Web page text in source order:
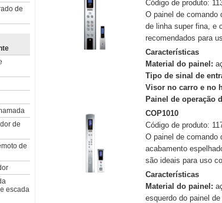
Código de produto:
O painel de comando
de linha super fina, e
recomendados para
Características
Material do painel:
Tipo de sinal de
Visor no carro e no
Painel de operação
COP1010
Código de produto:
O painel de comando
acabamento
são ideais para uso
Características
Material do painel:
esquerdo do painel
de
de
de
escada